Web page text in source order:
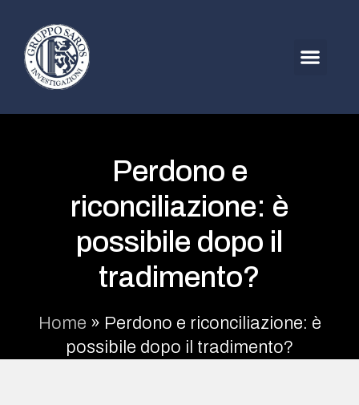
Perdono e
riconciliazione: è
possibile dopo il
tradimento?
Home » Perdono e riconciliazione: è
possibile dopo il tradimento?